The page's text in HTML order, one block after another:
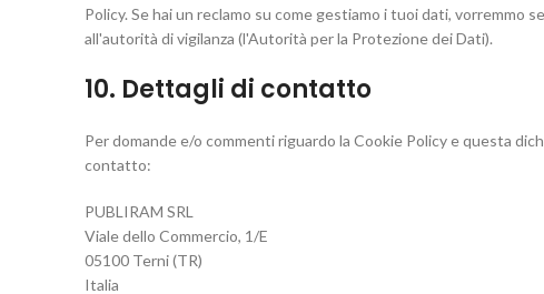
Policy. Se hai un reclamo su come gestiamo i tuoi dati, vorremmo
all'autorità di vigilanza (l'Autorità per la Protezione dei Dati).
10. Dettagli di contatto
Per domande e/o commenti riguardo la Cookie Policy e questa
contatto:
PUBLIRAM SRL
Viale dello Commercio, 1/E
05100 Terni (TR)
Italia